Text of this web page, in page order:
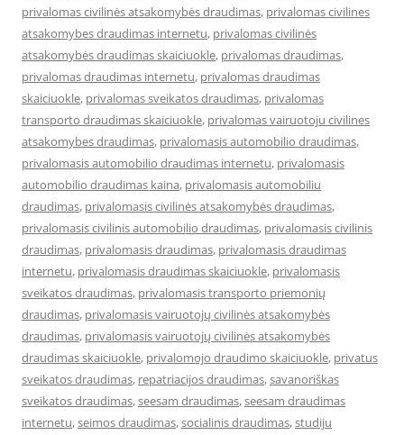
privalomas civilinės atsakomybės draudimas, privalomas civilines
atsakomybes draudimas internetu, privalomas civilinės
atsakomybės draudimas skaiciuokle, privalomas draudimas,
privalomas draudimas internetu, privalomas draudimas
skaiciuokle, privalomas sveikatos draudimas, privalomas
transporto draudimas skaiciuokle, privalomas vairuotoju civilines
atsakomybes draudimas, privalomasis automobilio draudimas,
privalomasis automobilio draudimas internetu, privalomasis
automobilio draudimas kaina, privalomasis automobiliu
draudimas, privalomasis civilinės atsakomybės draudimas,
privalomasis civilinis automobilio draudimas, privalomasis civilinis
draudimas, privalomasis draudimas, privalomasis draudimas
internetu, privalomasis draudimas skaiciuokle, privalomasis
sveikatos draudimas, privalomasis transporto priemonių
draudimas, privalomasis vairuotojų civilinės atsakomybės
draudimas, privalomasis vairuotojų civilinės atsakomybės
draudimas skaiciuokle, privalomojo draudimo skaiciuokle, privatus
sveikatos draudimas, repatriacijos draudimas,savanoriškas
sveikatos draudimas,seesam draudimas,seesam draudimas
internetu,seimos draudimas,socialinis draudimas,studiju